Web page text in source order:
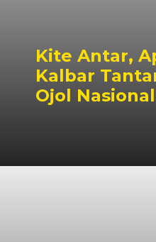
Kite Antar,
Kalbar
Ojol Nasional